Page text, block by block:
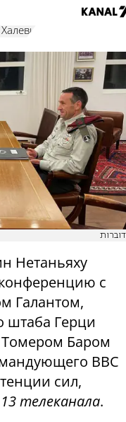
דוברות
Нетаньяху
с
Галантом,
штаба Герци
Баром
ВВС
сил,
13 телеканала.